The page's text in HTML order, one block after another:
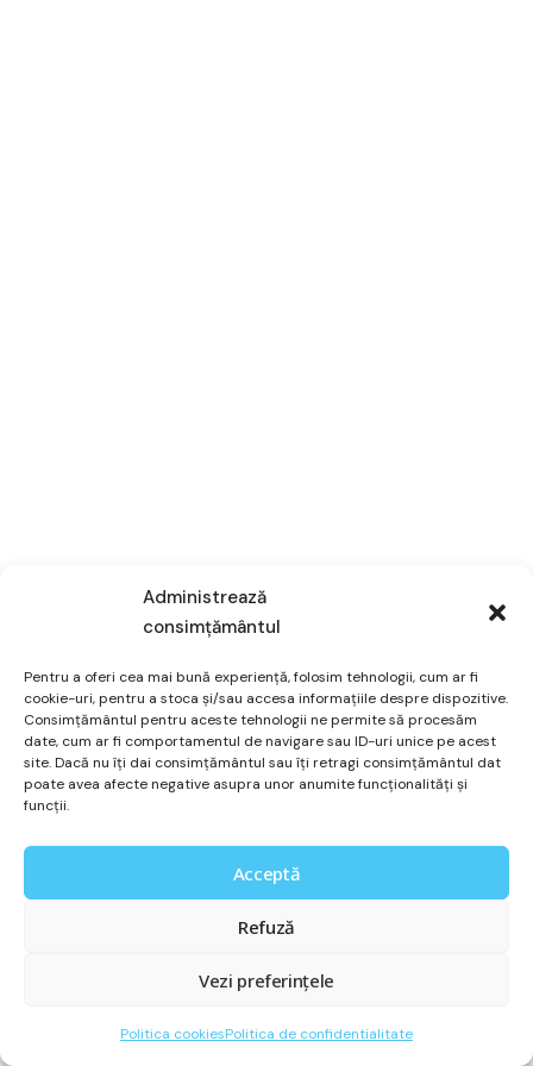
Administrează
consimțământul
Pentru a oferi cea mai bună experiență, folosim tehnologii, cum ar fi
cookie-uri, pentru a stoca și/sau accesa informațiile despre dispozitive.
Consimțământul pentru aceste tehnologii ne permite să procesăm
date, cum ar fi comportamentul de navigare sau ID-uri unice pe acest
site. Dacă nu îți dai consimțământul sau îți retragi consimțământul dat
poate avea afecte negative asupra unor anumite funcționalități și
funcții.
Acceptă
Refuză
Vezi preferințele
Politica cookiesPolitica de confidentialitate